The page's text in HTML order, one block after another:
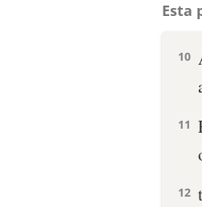
Esta
10
11
12